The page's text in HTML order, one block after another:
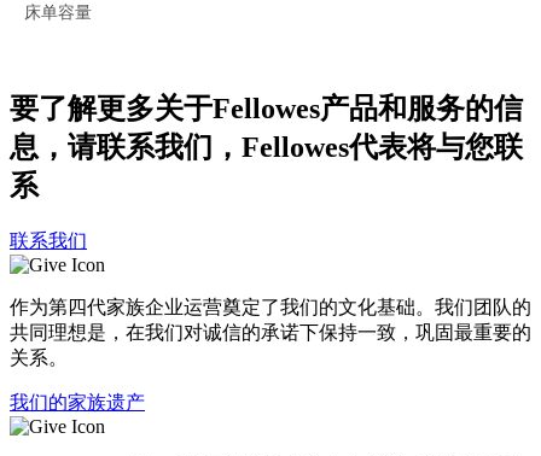
床单容量
要了解更多关于Fellowes产品和服务的信
息，请联系我们，Fellowes代表将与您联
系
联系我们
作为第四代家族企业运营奠定了我们的文化基础。我们团队的
共同理想是，在我们对诚信的承诺下保持一致，巩固最重要的
关系。
我们的家族遗产